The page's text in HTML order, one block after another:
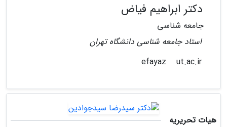
دکتر ابراهیم فیاض
جامعه شناسی
استاد جامعه شناسی دانشگاه تهران
ut.ac.ir
هیات تحریریه